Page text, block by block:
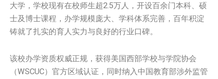
大学，学校现有在校师生超2.5万人，开设百余门本科、硕
士及博士课程，办学规模庞大、学科体系完善，百年积淀
铸就了扎实的育人实力与良好的行业口碑。
该校办学资质权威正规，获得美国西部学校与学院协会
（WSCUC）官方区域认证，同时纳入中国教育部涉外监管